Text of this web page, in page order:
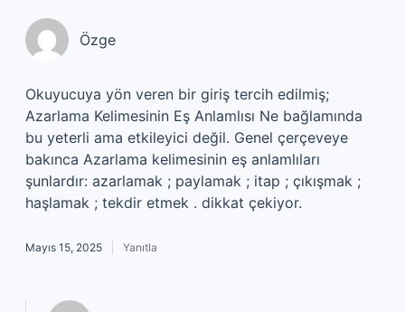
Özge
Okuyucuya yön veren bir giriş tercih edilmiş;
Azarlama Kelimesinin Eş Anlamlısı Ne bağlamında
bu yeterli ama etkileyici değil. Genel çerçeveye
bakınca Azarlama kelimesinin eş anlamlıları
şunlardır: azarlamak ; paylamak ; itap ; çıkışmak ;
haşlamak ; tekdir etmek . dikkat çekiyor.
Mayıs 15, 2025 Yanıtla